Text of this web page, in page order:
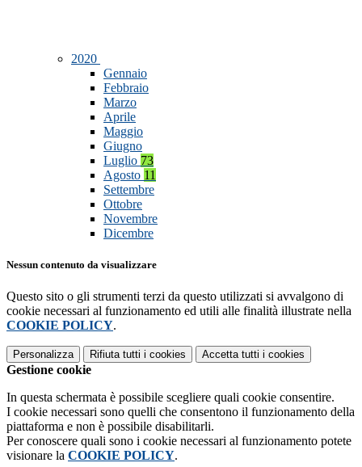
2020
Gennaio
Febbraio
Marzo
Aprile
Maggio
Giugno
Luglio 73
Agosto 11
Settembre
Ottobre
Novembre
Dicembre
Nessun contenuto da visualizzare
Questo sito o gli strumenti terzi da questo utilizzati si avvalgono di
cookie necessari al funzionamento ed utili alle finalità illustrate nella
COOKIE POLICY.
Personalizza Rifiuta tutti i cookies Accetta tutti i cookies
Gestione cookie
In questa schermata è possibile scegliere quali cookie consentire.
I cookie necessari sono quelli che consentono il funzionamento della
piattaforma e non è possibile disabilitarli.
Per conoscere quali sono i cookie necessari al funzionamento potete
visionare la COOKIE POLICY.